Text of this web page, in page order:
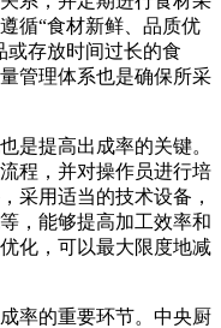
循“食材新鲜、品质优
或存放时间过长的食
管理体系也是确保所采
是提高出成率的关键。
程，并对操作员进行培
采用适当的技术设备，
，能够提高加工效率和
化，可以最大限度地减
率的重要环节。中央厨